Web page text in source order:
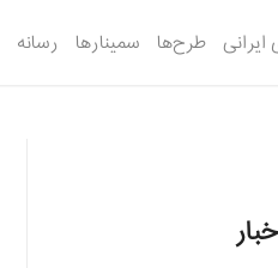
طرح‌ها سمینارها رسانه